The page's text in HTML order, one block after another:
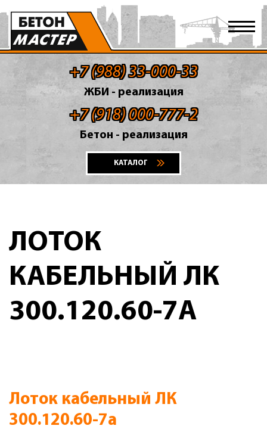
+7 (988) 33-000-33
ЖБИ - реализация
+7 (918) 000-777-2
Бетон - реализация
КАТАЛОГ
ЛОТОК
КАБЕЛЬНЫЙ ЛК
300.120.60-7А
Лоток кабельный ЛК
300.120.60-7а